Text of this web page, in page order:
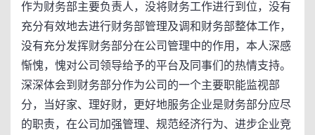
作为财务部主要负责人，没将财务工作进行到位，没有
充分有效地去进行财务部管理及调和财务部整体工作，
没有充分发挥财务部分在公司管理中的作用，本人深感
惭愧，愧对公司领导给予的平台及同事们的热情支持。
深深体会到财务部分作为公司的一个主要职能监视部
分，当好家、理好财，更好地服务企业是财务部分应尽
的职责，在公司加强管理、规范经济行为、进步企业竞